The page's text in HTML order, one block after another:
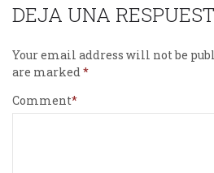
DEJA UNA
Your email address will not be
are marked
Comment